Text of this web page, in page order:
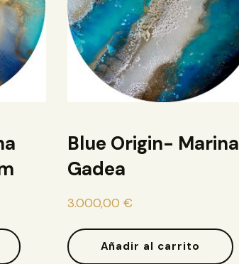
Blue Origin- Marina
Gadea
3.000,00 €
Añadir al carrito